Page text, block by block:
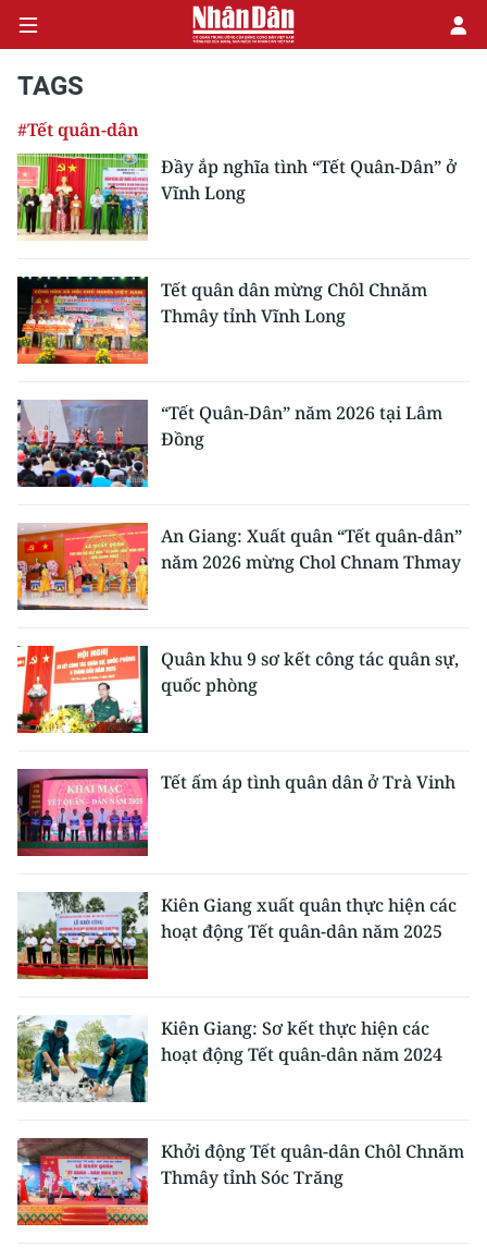
CHÍNH TRỊ
KINH TẾ
XÃ HỘI
PHÁP LUẬT
DU LỊCH
THẾ GIỚI
GIÁO DỤC
KHOA HỌC - CÔNG NGHỆ
MÔI TRƯỜNG
BẠN ĐỌC
KIỂM CHỨNG THÔNG TIN
54 DÂN TỘC VIỆT NAM
CHƯƠNG TRÌNH OCOP - MỖI XÃ
MỘT SẢN PHẨM
RADIO
MEDIA CENTER
E-Magazine
Video
TAGS
#Tết quân-dân
Đầy ắp nghĩa tình “Tết Quân-Dân” ở
Vĩnh Long
Tết quân dân mừng Chôl Chnăm
Thmây tỉnh Vĩnh Long
“Tết Quân-Dân” năm 2026 tại Lâm
Đồng
An Giang: Xuất quân “Tết quân-dân”
năm 2026 mừng Chol Chnam Thmay
Quân khu 9 sơ kết công tác quân sự,
quốc phòng
Tết ấm áp tình quân dân ở Trà Vinh
Kiên Giang xuất quân thực hiện các
hoạt động Tết quân-dân năm 2025
Kiên Giang: Sơ kết thực hiện các
hoạt động Tết quân-dân năm 2024
Khởi động Tết quân-dân Chôl Chnăm
Thmây tỉnh Sóc Trăng